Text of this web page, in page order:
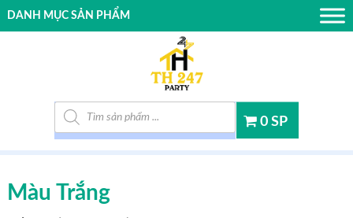
Tìm kiếm sản phẩm
0 SP
DANH MỤC SẢN PHẨM
Màu Trắng